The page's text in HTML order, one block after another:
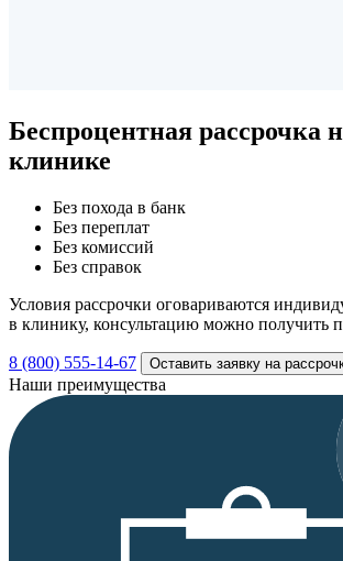
Беспроцентная рассрочка
клинике
Без похода в банк
Без переплат
Без комиссий
Без справок
Условия рассрочки оговариваются
в клинику, консультацию можно получить
8 (800) 555-14-67 Оставить заявку на
Наши преимущества